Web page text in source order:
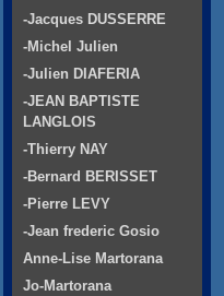
-Jacques DUSSERRE
-Michel Julien
-Julien DIAFERIA
-JEAN BAPTISTE
LANGLOIS
-Thierry NAY
-Bernard BERISSET
-Pierre LEVY
-Jean frederic Gosio
Anne-Lise Martorana
Jo-Martorana